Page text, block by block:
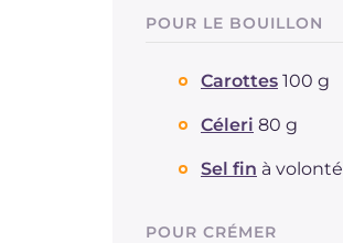
POUR LE BOUILLON
Carottes 100 g
Céleri 80 g
Sel fin à volonté
POUR CRÉMER